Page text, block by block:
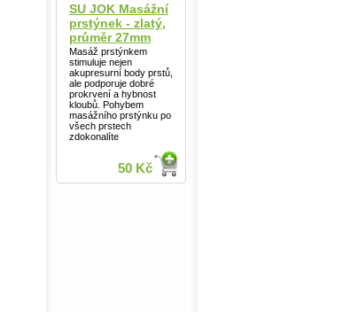
SU JOK Masážní
prstýnek - zlatý,
průměr 27mm
Masáž prstýnkem
stimuluje nejen
akupresurní body prstů,
ale podporuje dobré
prokrvení a hybnost
kloubů. Pohybem
masážního prstýnku po
všech prstech
zdokonalíte
50 Kč